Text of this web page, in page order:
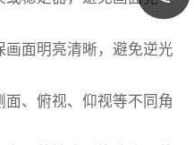
面明亮清晰，避免逆光
、俯视、仰视等不同角